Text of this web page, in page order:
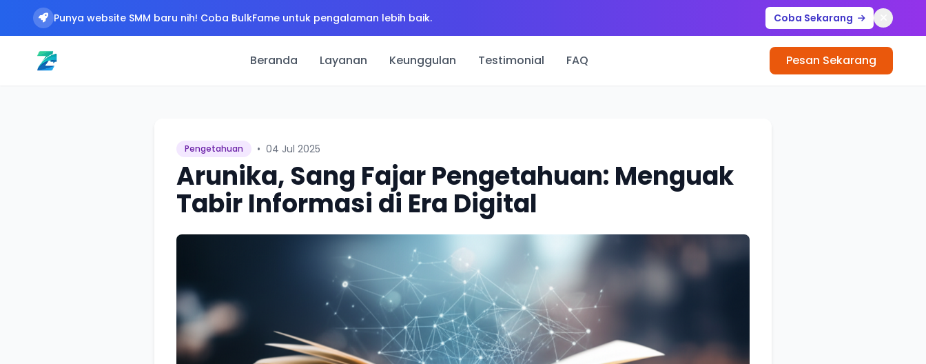
Punya website SMM baru nih! Coba BulkFame untuk pengalaman lebih baik. Coba Sekarang
Beranda Layanan Keunggulan Testimonial FAQ Pesan Sekarang
Pengetahuan • 04 Jul 2025
Arunika, Sang Fajar Pengetahuan: Menguak
Tabir Informasi di Era Digital